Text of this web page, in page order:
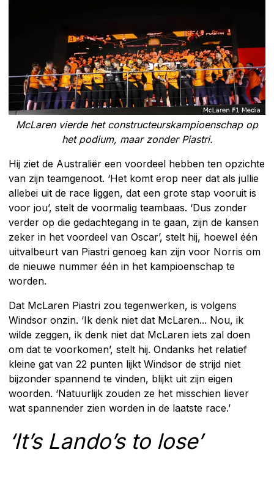
McLaren vierde het constructeurskampioenschap op
het podium, maar zonder Piastri.
Hij ziet de Australiër een voordeel hebben ten opzichte
van zijn teamgenoot. ‘Het komt erop neer dat als jullie
allebei uit de race liggen, dat een grote stap vooruit is
voor jou’, stelt de voormalig teambaas. ‘Dus zonder
verder op die gedachtegang in te gaan, zijn de kansen
zeker in het voordeel van Oscar’, stelt hij, hoewel één
uitvalbeurt van Piastri genoeg kan zijn voor Norris om
de nieuwe nummer één in het kampioenschap te
worden.
Dat McLaren Piastri zou tegenwerken, is volgens
Windsor onzin. ‘Ik denk niet dat McLaren... Nou, ik
wilde zeggen, ik denk niet dat McLaren iets zal doen
om dat te voorkomen’, stelt hij. Ondanks het relatief
kleine gat van 22 punten lijkt Windsor de strijd niet
bijzonder spannend te vinden, blijkt uit zijn eigen
woorden. ‘Natuurlijk zouden ze het misschien liever
wat spannender zien worden in de laatste race.’
‘It’s Lando’s to lose’